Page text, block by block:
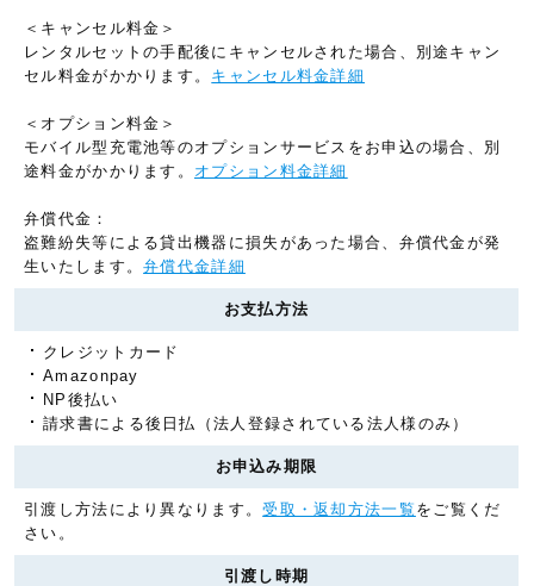
＜キャンセル料金＞
レンタルセットの手配後にキャンセルされた場合、別途キャン
セル料金がかかります。 キャンセル料金詳細
＜オプション料金＞
モバイル型充電池等のオプションサービスをお申込の場合、別
途料金がかかります。 オプション料金詳細
弁償代金：
盗難紛失等による貸出機器に損失があった場合、弁償代金が発
生いたします。弁償代金詳細
お支払方法
クレジットカード
Amazonpay
NP後払い
請求書による後日払（法人登録されている法人様のみ）
お申込み期限
引渡し方法により異なります。受取・返却方法一覧 をご覧くだ
さい。
引渡し時期